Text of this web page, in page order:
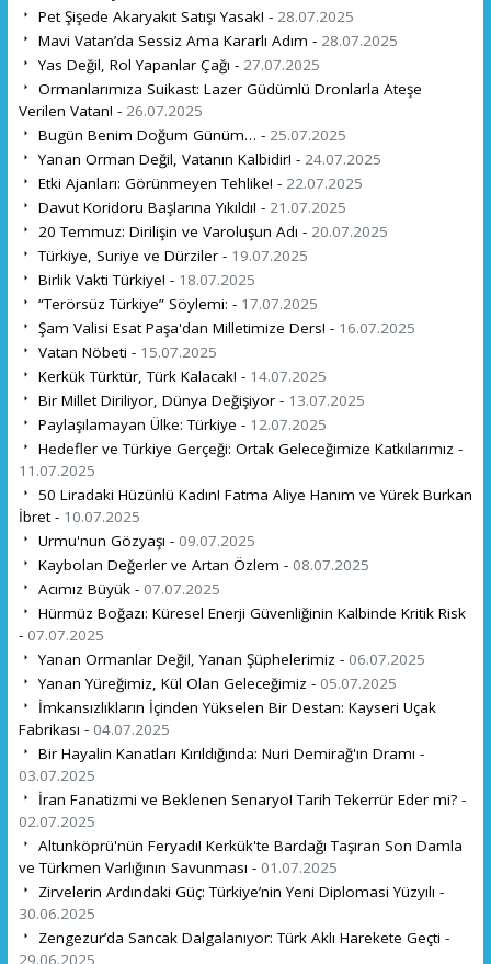
Pet Şişede Akaryakıt Satışı Yasak! - 28.07.2025
Mavi Vatan’da Sessiz Ama Kararlı Adım - 28.07.2025
Yas Değil, Rol Yapanlar Çağı - 27.07.2025
Ormanlarımıza Suikast: Lazer Güdümlü Dronlarla Ateşe
Verilen Vatan! - 26.07.2025
Bugün Benim Doğum Günüm… - 25.07.2025
Yanan Orman Değil, Vatanın Kalbidir! - 24.07.2025
Etki Ajanları: Görünmeyen Tehlike! - 22.07.2025
Davut Koridoru Başlarına Yıkıldı! - 21.07.2025
20 Temmuz: Dirilişin ve Varoluşun Adı - 20.07.2025
Türkiye, Suriye ve Dürziler - 19.07.2025
Birlik Vakti Türkiye! - 18.07.2025
“Terörsüz Türkiye” Söylemi: - 17.07.2025
Şam Valisi Esat Paşa'dan Milletimize Ders! - 16.07.2025
Vatan Nöbeti - 15.07.2025
Kerkük Türktür, Türk Kalacak! - 14.07.2025
Bir Millet Diriliyor, Dünya Değişiyor - 13.07.2025
Paylaşılamayan Ülke: Türkiye - 12.07.2025
Hedefler ve Türkiye Gerçeği: Ortak Geleceğimize Katkılarımız -
11.07.2025
50 Liradaki Hüzünlü Kadın! Fatma Aliye Hanım ve Yürek Burkan
İbret - 10.07.2025
Urmu'nun Gözyaşı - 09.07.2025
Kaybolan Değerler ve Artan Özlem - 08.07.2025
Acımız Büyük - 07.07.2025
Hürmüz Boğazı: Küresel Enerji Güvenliğinin Kalbinde Kritik Risk
- 07.07.2025
Yanan Ormanlar Değil, Yanan Şüphelerimiz - 06.07.2025
Yanan Yüreğimiz, Kül Olan Geleceğimiz - 05.07.2025
İmkansızlıkların İçinden Yükselen Bir Destan: Kayseri Uçak
Fabrikası - 04.07.2025
Bir Hayalin Kanatları Kırıldığında: Nuri Demirağ'ın Dramı -
03.07.2025
İran Fanatizmi ve Beklenen Senaryo! Tarih Tekerrür Eder mi? -
02.07.2025
Altunköprü'nün Feryadı! Kerkük'te Bardağı Taşıran Son Damla
ve Türkmen Varlığının Savunması - 01.07.2025
Zirvelerin Ardındaki Güç: Türkiye’nin Yeni Diplomasi Yüzyılı -
30.06.2025
Zengezur’da Sancak Dalgalanıyor: Türk Aklı Harekete Geçti -
29.06.2025